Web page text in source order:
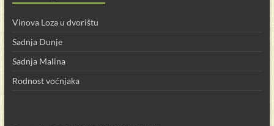
Vinova Loza u dvorištu
Sadnja Dunje
Sadnja Malina
Rodnost voćnjaka